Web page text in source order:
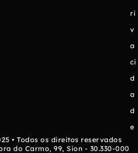
ri
v
a
ci
d
a
d
e
• Todos os direitos reservados
do Carmo, 99, Sion - 30.330-000